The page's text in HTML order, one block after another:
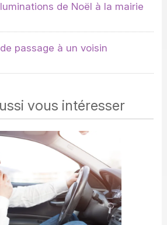
de Noël à la mairie
passage à un voisin
vous intéresser